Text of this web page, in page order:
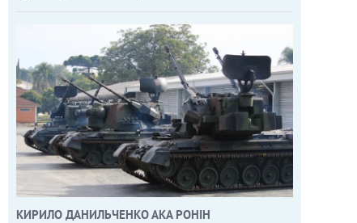
КИРИЛО ДАНИЛЬЧЕНКО АКА РОНІН